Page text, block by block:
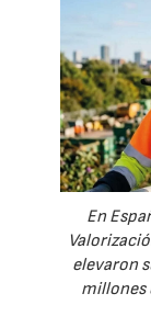
En
elevaron
millones